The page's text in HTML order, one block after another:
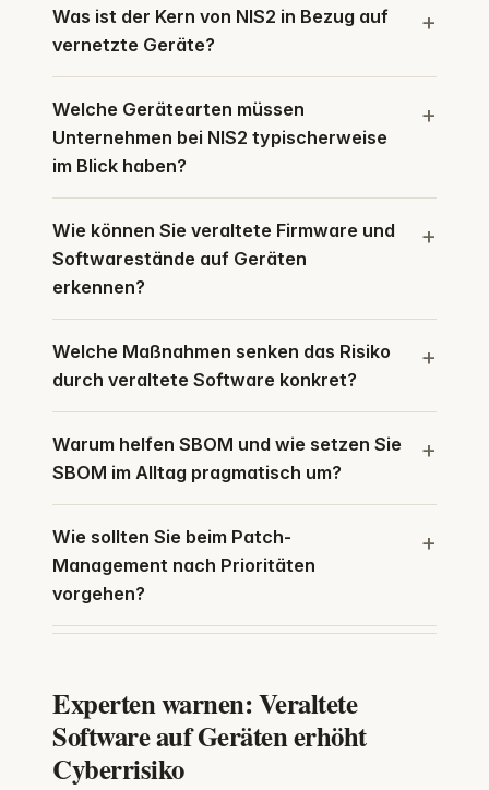
Was ist der Kern von NIS2 in Bezug auf
vernetzte Geräte?
Welche Gerätearten müssen
Unternehmen bei NIS2 typischerweise
im Blick haben?
Wie können Sie veraltete Firmware und
Softwarestände auf Geräten
erkennen?
Welche Maßnahmen senken das Risiko
durch veraltete Software konkret?
Warum helfen SBOM und wie setzen Sie
SBOM im Alltag pragmatisch um?
Wie sollten Sie beim Patch-
Management nach Prioritäten
vorgehen?
Experten warnen: Veraltete
Software auf Geräten erhöht
Cyberrisiko